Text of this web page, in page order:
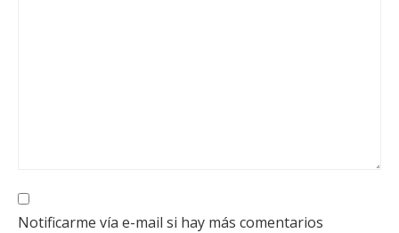
Notificarme vía e-mail si hay más comentarios